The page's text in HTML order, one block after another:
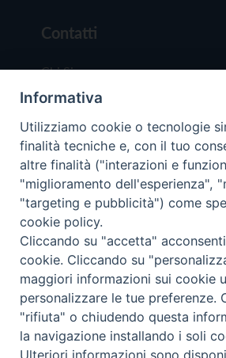
Contatti
Chi Siamo
Redazione
Scrivici
Copyright © 2019 - Tutti i
Trentina Editrice
Privacy Policy
Informativa
Utilizziamo cookie o tecnologie
finalità tecniche e, con il tuo
altre finalità ("interazioni e
"miglioramento dell'esperienza",
"targeting e pubblicità") come
cookie policy.
Cliccando su "accetta"
cookie. Cliccando su
maggiori informazioni sui cookie
personalizzare le tue preferenze.
"rifiuta" o chiudendo questa
la navigazione installando i soli